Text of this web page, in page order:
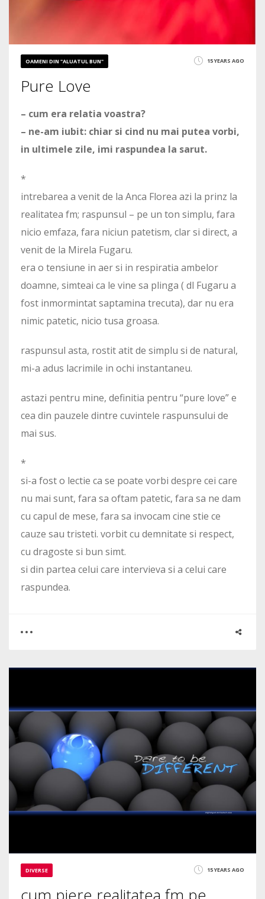
OAMENI DIN "ALUATUL BUN" 15 YEARS AGO
Pure Love
– cum era relatia voastra?
– ne-am iubit: chiar si cind nu mai putea vorbi,
in ultimele zile, imi raspundea la sarut.
*
intrebarea a venit de la Anca Florea azi la prinz la
realitatea fm; raspunsul – pe un ton simplu, fara
nicio emfaza, fara niciun patetism, clar si direct, a
venit de la Mirela Fugaru.
era o tensiune in aer si in respiratia ambelor
doamne, simteai ca le vine sa plinga ( dl Fugaru a
fost inmormintat saptamina trecuta), dar nu era
nimic patetic, nicio tusa groasa.
raspunsul asta, rostit atit de simplu si de natural,
mi-a adus lacrimile in ochi instantaneu.
astazi pentru mine, definitia pentru “pure love” e
cea din pauzele dintre cuvintele raspunsului de
mai sus.
*
si-a fost o lectie ca se poate vorbi despre cei care
nu mai sunt, fara sa oftam patetic, fara sa ne dam
cu capul de mese, fara sa invocam cine stie ce
cauze sau tristeti. vorbit cu demnitate si respect,
cu dragoste si bun simt.
si din partea celui care intervieva si a celui care
raspundea.
2562
DIVERSE 15 YEARS AGO